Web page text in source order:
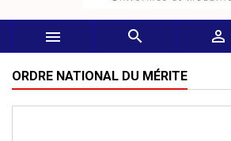
  
ORDRE NATIONAL DU MÉRITE